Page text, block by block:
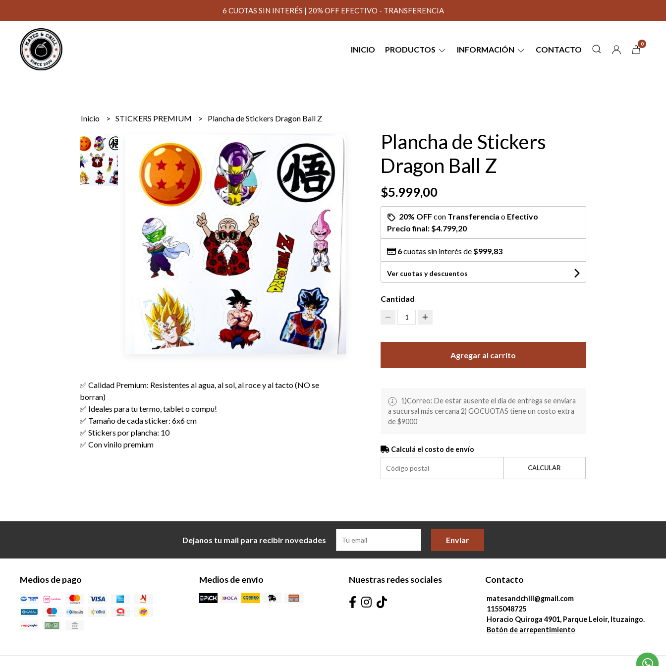
6 CUOTAS SIN INTERÉS | 20% OFF EFECTIVO - TRANSFERENCIA
INICIO PRODUCTOS INFORMACIÓN CONTACTO
0
Inicio STICKERS PREMIUM Plancha de Stickers Dragon Ball Z
✅ Calidad Premium: Resistentes al agua, al sol, al roce y al tacto (NO se
borran)
✅ Ideales para tu termo, tablet o compu!
✅ Tamaño de cada sticker: 6x6 cm
✅ Stickers por plancha: 10
✅ Con vinilo premium
Plancha de Stickers
Dragon Ball Z
$5.999,00
20% OFFcon Transferencia o Efectivo
Precio final: $4.799,20
6cuotas sin interés de $999,83
Ver cuotas y descuentos
Cantidad
1
Agregar al carrito
1)Correo: De estar ausente el día de entrega se enviara
a sucursal más cercana 2) GOCUOTAS tiene un costo extra
de $9000
Calculá el costo de envío
CALCULAR
Dejanos tu mail para recibir novedades Enviar
Medios de pago Medios de envío Nuestras redes sociales Contacto
matesandchill@gmail.com
1155048725
Horacio Quiroga 4901, Parque Leloir, Ituzaingo.
Botón de arrepentimiento